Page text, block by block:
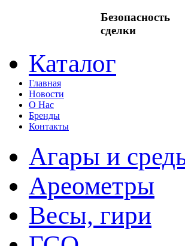
Безопасность
сделки
Каталог
Главная
Новости
О Нас
Бренды
Контакты
Агары и
Ареометры
Весы, гири